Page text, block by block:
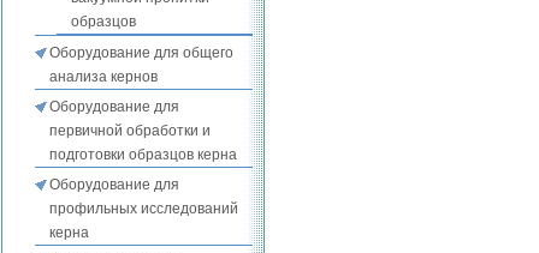
образцов
Оборудование для общего
анализа кернов
Оборудование для
первичной обработки и
подготовки образцов керна
Оборудование для
профильных исследований
керна